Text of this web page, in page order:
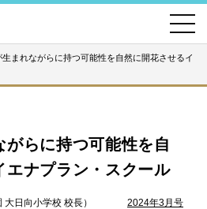
生まれながらに持つ可能性を自然に開花させるイ
がらに持つ可能性を自
エナプラン・スクール
日向小学校 校長） 2024年3月号